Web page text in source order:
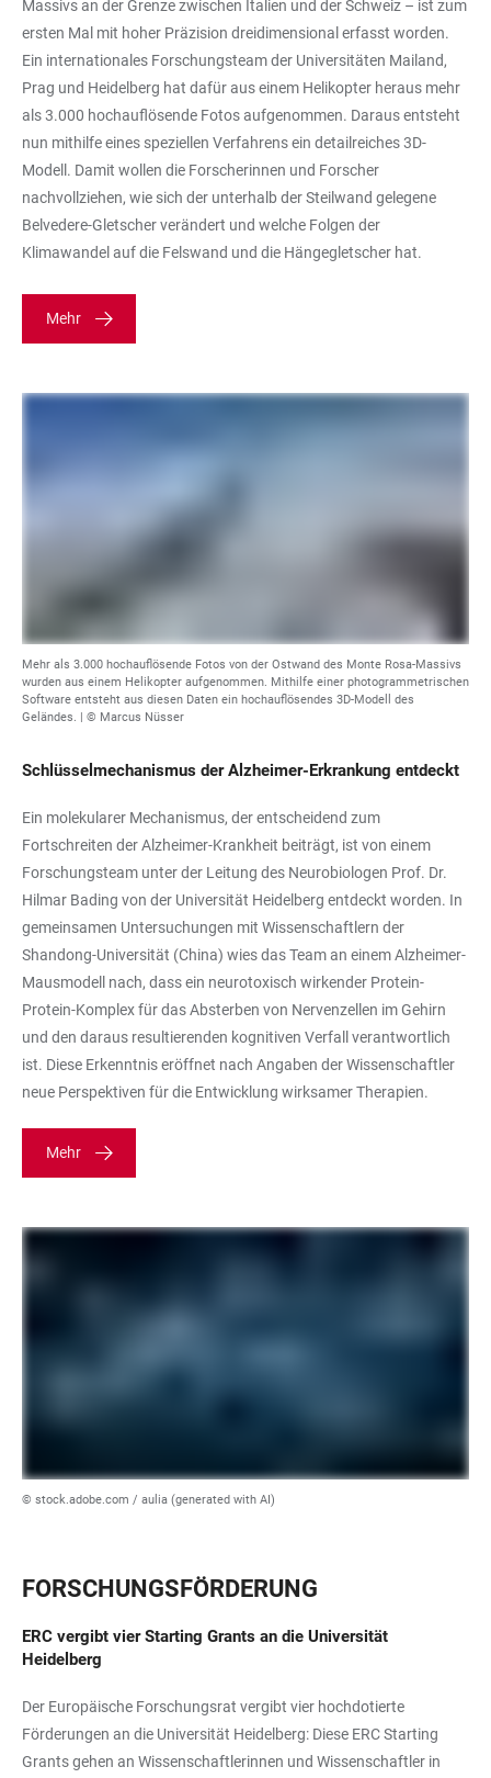
Massivs an der Grenze zwischen Italien und der Schweiz – ist zum
ersten Mal mit hoher Präzision dreidimensional erfasst worden.
Ein internationales Forschungsteam der Universitäten Mailand,
Prag und Heidelberg hat dafür aus einem Helikopter heraus mehr
als 3.000 hochauflösende Fotos aufgenommen. Daraus entsteht
nun mithilfe eines speziellen Verfahrens ein detailreiches 3D-
Modell. Damit wollen die Forscherinnen und Forscher
nachvollziehen, wie sich der unterhalb der Steilwand gelegene
Belvedere-Gletscher verändert und welche Folgen der
Klimawandel auf die Felswand und die Hängegletscher hat.
Mehr
Mehr als 3.000 hochauflösende Fotos von der Ostwand des Monte Rosa-Massivs
wurden aus einem Helikopter aufgenommen. Mithilfe einer photogrammetrischen
Software entsteht aus diesen Daten ein hochauflösendes 3D-Modell des
Geländes. | © Marcus Nüsser
Schlüsselmechanismus der Alzheimer-Erkrankung entdeckt
Ein molekularer Mechanismus, der entscheidend zum
Fortschreiten der Alzheimer-Krankheit beiträgt, ist von einem
Forschungsteam unter der Leitung des Neurobiologen Prof. Dr.
Hilmar Bading von der Universität Heidelberg entdeckt worden. In
gemeinsamen Untersuchungen mit Wissenschaftlern der
Shandong-Universität (China) wies das Team an einem Alzheimer-
Mausmodell nach, dass ein neurotoxisch wirkender Protein-
Protein-Komplex für das Absterben von Nervenzellen im Gehirn
und den daraus resultierenden kognitiven Verfall verantwortlich
ist. Diese Erkenntnis eröffnet nach Angaben der Wissenschaftler
neue Perspektiven für die Entwicklung wirksamer Therapien.
Mehr
© stock.adobe.com / aulia (generated with AI)
FORSCHUNGSFÖRDERUNG
ERC vergibt vier Starting Grants an die Universität
Heidelberg
Der Europäische Forschungsrat vergibt vier hochdotierte
Förderungen an die Universität Heidelberg: Diese ERC Starting
Grants gehen an Wissenschaftlerinnen und Wissenschaftler in